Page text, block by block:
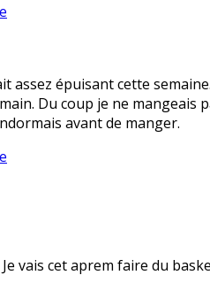
assez épuisant cette
Du coup je ne
avant de manger.
vais cet aprem faire du